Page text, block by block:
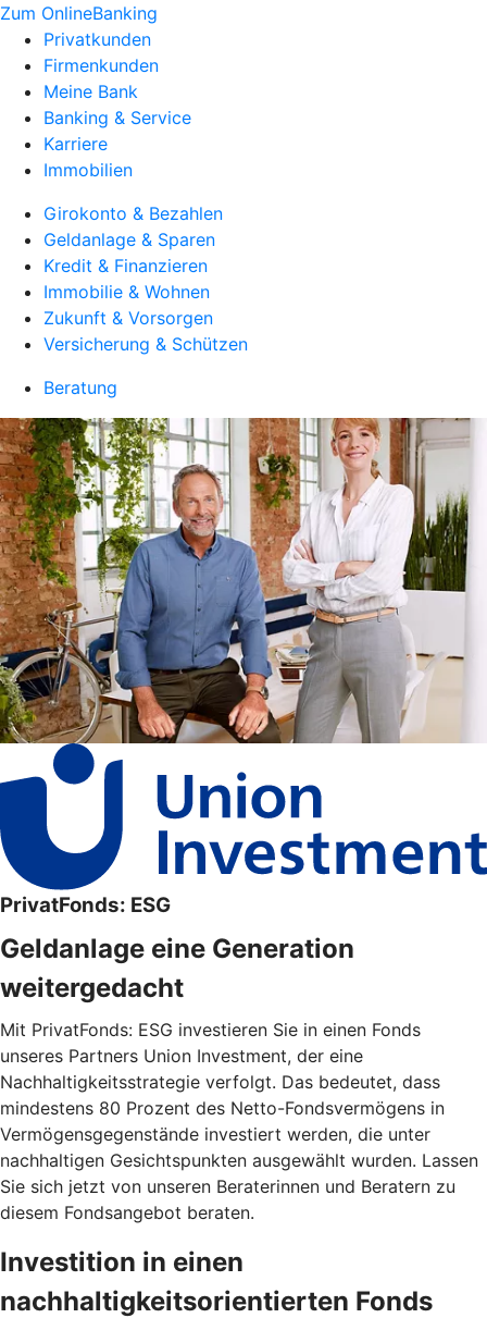
Zum OnlineBanking
Privatkunden
Firmenkunden
Meine Bank
Banking & Service
Karriere
Immobilien
Girokonto & Bezahlen
Geldanlage & Sparen
Kredit & Finanzieren
Immobilie & Wohnen
Zukunft & Vorsorgen
Versicherung & Schützen
Beratung
PrivatFonds: ESG
Geldanlage eine Generation
weitergedacht
Mit PrivatFonds: ESG investieren Sie in einen Fonds
unseres Partners Union Investment, der eine
Nachhaltigkeitsstrategie verfolgt. Das bedeutet, dass
mindestens 80 Prozent des Netto-Fondsvermögens in
Vermögensgegenstände investiert werden, die unter
nachhaltigen Gesichtspunkten ausgewählt wurden. Lassen
Sie sich jetzt von unseren Beraterinnen und Beratern zu
diesem Fondsangebot beraten.
Investition in einen
nachhaltigkeitsorientierten Fonds